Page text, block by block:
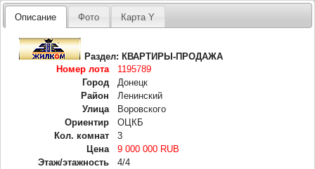
Описание Фото Карта Y
Раздел:КВАРТИРЫ-ПРОДАЖА
Номер лота
1195789
Город
Донецк
Район
Ленинский
Улица
Воровского
Ориентир
ОЦКБ
Кол. комнат
3
Цена
9 000 000 RUB
Этаж/этажность
4/4